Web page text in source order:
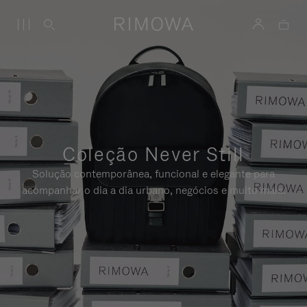
Coleção Never Still
Solução contemporânea, funcional e elegante para
acompanhar o dia a dia urbano, negócios e muito mais.